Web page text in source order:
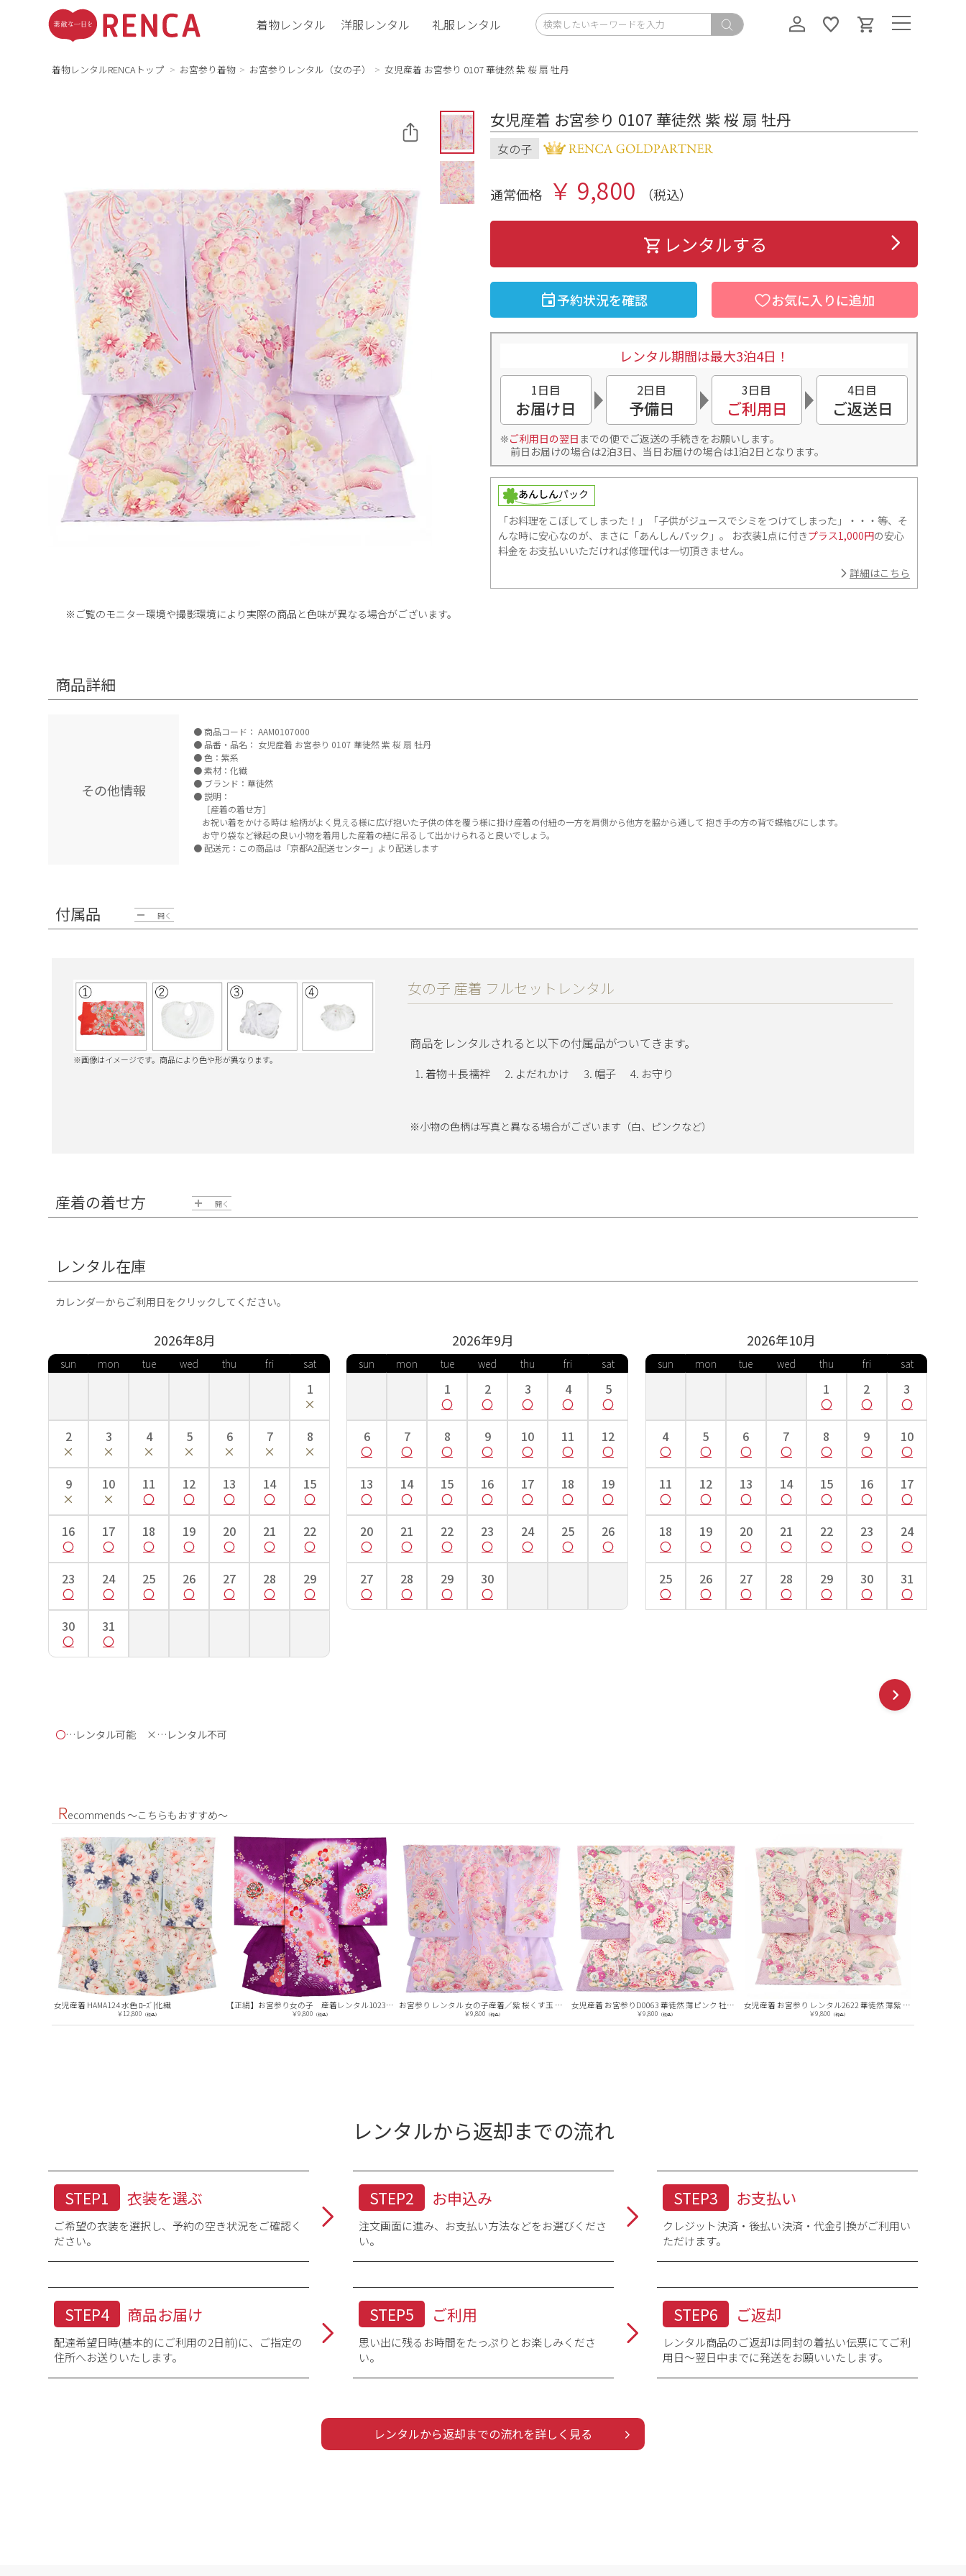
着物レンタル 洋服レンタル 礼服レンタル
着物レンタルRENCAトップ お宮参り着物 お宮参りレンタル（女の子） 女児産着 お宮参り 0107 華徒然 紫 桜 扇 牡丹
※ご覧のモニター環境や撮影環境により実際の商品と色味が異なる場合がございます。
女児産着 お宮参り 0107 華徒然 紫 桜 扇 牡丹
女の子
通常価格 ￥ 9,800 （税込）
レンタルする
予約状況を確認 お気に入りに追加
レンタル期間は最大3泊4日！
1日目
お届け日
2日目
予備日
3日目
ご利用日
4日目
ご返送日
ご利用日の翌日 までの便でご返送の手続きをお願いします。
前日お届けの場合は2泊3日、当日お届けの場合は1泊2日となります。
「お料理をこぼしてしまった！」「子供がジュースでシミをつけてしまった」・・・等、そ
んな時に安心なのが、まさに「あんしんパック」。 お衣装1点に付きプラス1,000円の安心
料金をお支払いいただければ修理代は一切頂きません。
詳細はこちら
商品詳細
その他情報
商品コード： AAM0107000
品番・品名： 女児産着 お宮参り 0107 華徒然 紫 桜 扇 牡丹
色：紫系
素材：化繊
ブランド：華徒然
説明：
［産着の着せ方］
お祝い着をかける時は 絵柄がよく見える様に広げ抱いた子供の体を覆う様に掛け産着の付紐の一方を肩側から他方を脇から通して 抱き手の方の背で蝶結びにします。
お守り袋など縁起の良い小物を着用した産着の紐に吊るして出かけられると良いでしょう。
配送元：この商品は「京都A2配送センター」より配送します
付属品 開く
女の子 産着 フルセットレンタル
※画像はイメージです。商品により色や形が異なります。
商品をレンタルされると以下の付属品がついてきます。
着物＋長襦袢 よだれかけ 帽子 お守り
※小物の色柄は写真と異なる場合がございます（白、ピンクなど）
産着の着せ方 開く
レンタル在庫
カレンダーからご利用日をクリックしてください。
2026年8月
sun mon tue wed thu fri sat
1
2 3 4 5 6 7 8
9 10 11 12 13 14 15
16 17 18 19 20 21 22
23 24 25 26 27 28 29
30 31
2026年9月
sun mon tue wed thu fri sat
1 2 3 4 5
6 7 8 9 10 11 12
13 14 15 16 17 18 19
20 21 22 23 24 25 26
27 28 29 30
2026年10月
sun mon tue wed thu fri sat
1 2 3
4 5 6 7 8 9 10
11 12 13 14 15 16 17
18 19 20 21 22 23 24
25 26 27 28 29 30 31
〇…レンタル可能 ×…レンタル不可
Recommends ～こちらもおすすめ～
女児産着 HAMA124 水色 ﾛｰｽﾞ|化繊
￥12,800（税込）
【正絹】お宮参り女の子 産着レンタル1023 紫 /毬と桜花舞
￥9,800（税込）
お宮参り レンタル 女の子産着／紫 桜くす玉 Z138
￥9,800（税込）
女児産着 お宮参りD0063 華徒然 薄ピンク 牡丹 扇
￥9,800（税込）
女児産着 お宮参り レンタル2622 華徒然 薄紫 春秋扇面
￥9,800（税込）
レンタルから返却までの流れ
STEP1 衣装を選ぶ
ご希望の衣装を選択し、予約の空き状況をご確認く
ださい。
STEP2 お申込み
注文画面に進み、お支払い方法などをお選びくださ
い。
STEP3 お支払い
クレジット決済・後払い決済・代金引換がご利用い
ただけます。
STEP4 商品お届け
配達希望日時(基本的にご利用の2日前)に、ご指定の
住所へお送りいたします。
STEP5 ご利用
思い出に残るお時間をたっぷりとお楽しみくださ
い。
STEP6 ご返却
レンタル商品のご返却は同封の着払い伝票にてご利
用日～翌日中までに発送をお願いいたします。
レンタルから返却までの流れを詳しく見る